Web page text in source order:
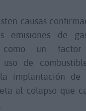
causas
emisiones de
como un factor
uso de
implantación de
al colapso que